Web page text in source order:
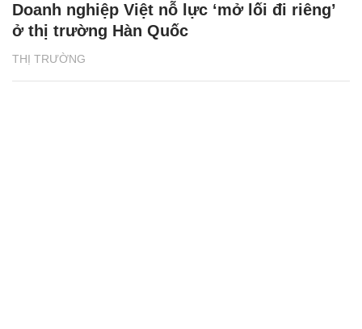
THỊ TRƯỜNG
Doanh nghiệp Việt nỗ lực ‘mở lối đi riêng’
ở thị trường Hàn Quốc